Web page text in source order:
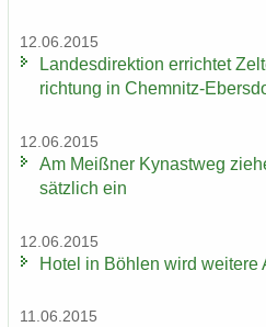
12.06.2015
Lan­des­di­rek­ti­on er­rich­tet
rich­tung in Chemnitz-​
12.06.2015
Am Meiß­ner Ky­nast­weg
sätz­lich ein
12.06.2015
Hotel in Böh­len wird wei­te­re
11.06.2015